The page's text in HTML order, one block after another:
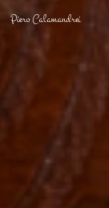
Piero Calamandrei